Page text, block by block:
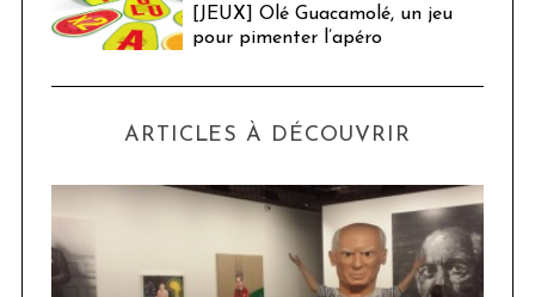
[JEUX] Olé Guacamolé, un jeu
pour pimenter l’apéro
ARTICLES À DÉCOUVRIR